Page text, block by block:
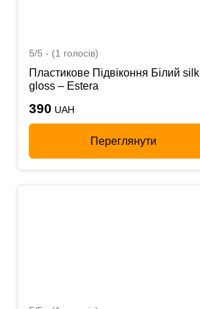
5/5 - (1 голосів)
Пластикове Підвіконня Білий silk
gloss – Estera
390 UAH
Переглянути